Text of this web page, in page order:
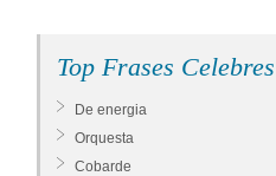
Top Frases Celebres
De energia
Orquesta
Cobarde